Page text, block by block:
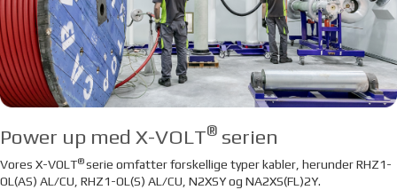
Power up med X-VOLT® serien
Vores X-VOLT®serie omfatter forskellige typer kabler, herunder RHZ1-
OL(AS) AL/CU, RHZ1-OL(S) AL/CU, N2XSY og NA2XS(FL)2Y.